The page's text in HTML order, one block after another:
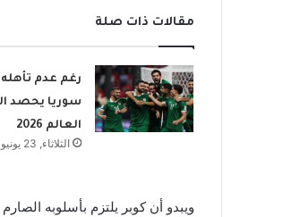
مقالات ذات صلة
رغم عدم
سوريا يحصد
العالم 2026
الثلاثاء, 23 يونيو 2026, 12:56 م
ويبدو أن كوبر يلتزم بأسلوبه